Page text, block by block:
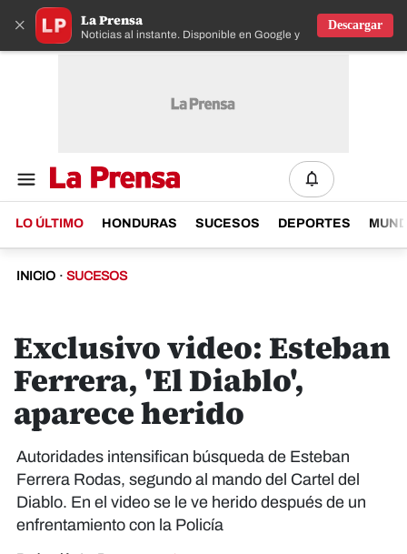
× La Prensa
Noticias al instante. Disponible en Google y IOS
Descargar
LO ÚLTIMO HONDURAS SUCESOS DEPORTES
INICIO · SUCESOS
Exclusivo video: Esteban
Ferrera, 'El Diablo',
aparece herido
Autoridades intensifican búsqueda de Esteban
Ferrera Rodas, segundo al mando del Cartel del
Diablo. En el video se le ve herido después de un
enfrentamiento con la Policía